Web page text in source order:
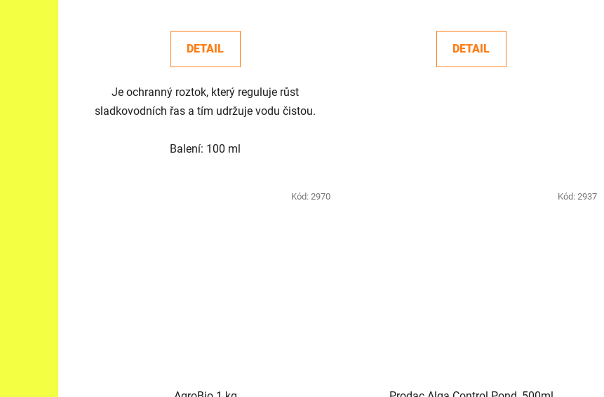
DETAIL
Je ochranný roztok, který reguluje růst
sladkovodních řas a tím udržuje vodu čistou.
Balení: 100 ml
DETAIL
Kód:2970 Kód: 2937